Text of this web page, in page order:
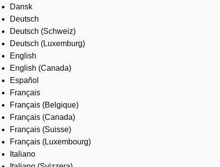
Services
About us
Where to buy
Contact us
Careers
Dansk
Deutsch
Deutsch (Schweiz)
Deutsch (Luxemburg)
English
English (Canada)
Español
Français
Français (Belgique)
Français (Canada)
Français (Suisse)
Français (Luxembourg)
Italiano